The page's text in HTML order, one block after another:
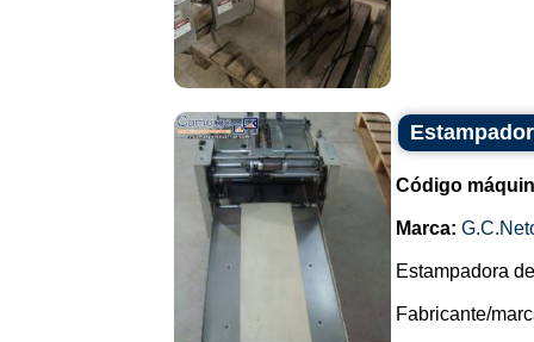
Código
Marca:
Estampadora
Fabricante/